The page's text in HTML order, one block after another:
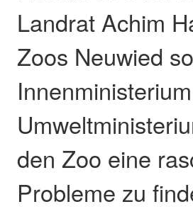
Landrat Achim
Zoos Neuwied
den Zoo eine
Probleme zu